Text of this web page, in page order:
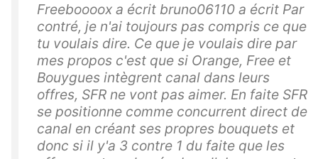
Freeboooox a écrit bruno06110 a écrit Par
contré, je n'ai toujours pas compris ce que
tu voulais dire. Ce que je voulais dire par
mes propos c'est que si Orange, Free et
Bouygues intègrent canal dans leurs
offres, SFR ne vont pas aimer. En faite SFR
se positionne comme concurrent direct de
canal en créant ses propres bouquets et
donc si il y'a 3 contre 1 du faite que les